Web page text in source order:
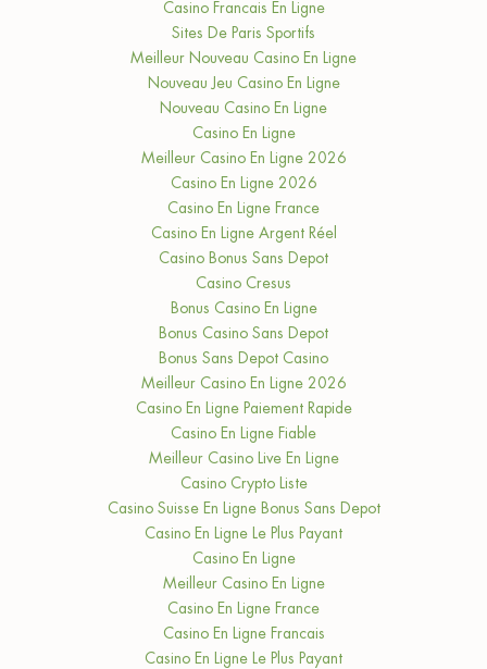
Casino Francais En Ligne
Sites De Paris Sportifs
Meilleur Nouveau Casino En Ligne
Nouveau Jeu Casino En Ligne
Nouveau Casino En Ligne
Casino En Ligne
Meilleur Casino En Ligne 2026
Casino En Ligne 2026
Casino En Ligne France
Casino En Ligne Argent Réel
Casino Bonus Sans Depot
Casino Cresus
Bonus Casino En Ligne
Bonus Casino Sans Depot
Bonus Sans Depot Casino
Meilleur Casino En Ligne 2026
Casino En Ligne Paiement Rapide
Casino En Ligne Fiable
Meilleur Casino Live En Ligne
Casino Crypto Liste
Casino Suisse En Ligne Bonus Sans Depot
Casino En Ligne Le Plus Payant
Casino En Ligne
Meilleur Casino En Ligne
Casino En Ligne France
Casino En Ligne Francais
Casino En Ligne Le Plus Payant